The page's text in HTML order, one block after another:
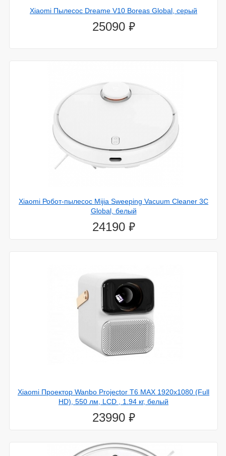
Xiaomi Пылесос Dreame V10 Boreas Global, серый
25090 ⃏
Xiaomi Робот-пылесос Mijia Sweeping Vacuum Cleaner 3C
Global, белый
24190 ⃏
Xiaomi Проектор Wanbo Projector T6 MAX 1920x1080 (Full
HD), 550 лм, LCD , 1.94 кг, белый
23990 ⃏